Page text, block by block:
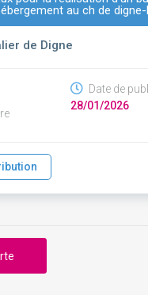
au ch de
de Digne
Date de
28/01/2026